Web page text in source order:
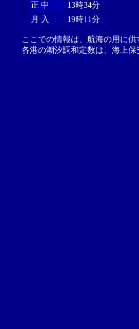
正 中
13時34分
月 入
19時11分
ここでの情報は、航海の用に
各港の潮汐調和定数は、海上